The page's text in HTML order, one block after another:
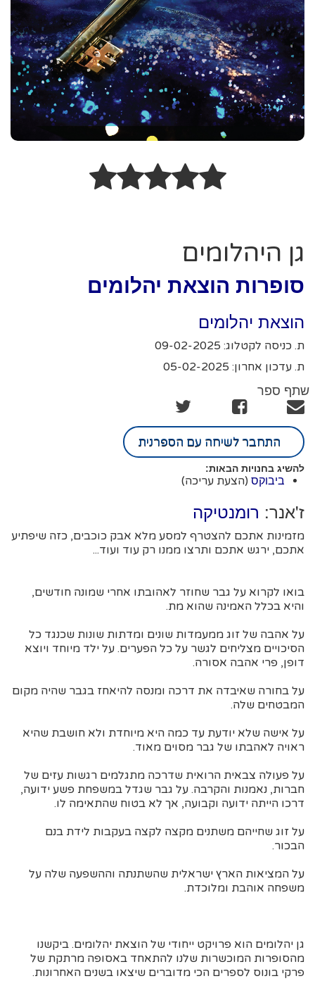
גן היהלומים
סופרות הוצאת יהלומים
הוצאת יהלומים
ת. כניסה לקטלוג: 09-02-2025
ת. עדכון אחרון: 05-02-2025
שתף ספר
התחבר לשיחה עם הספרנית
להשיג בחנויות הבאות:
ביבוקס (הצעת עריכה)
ז'אנר: רומנטיקה
מזמינות אתכם להצטרף למסע מלא אבק כוכבים, כזה שיפתיע
אתכם, ירגש אתכם ותרצו ממנו רק עוד ועוד...
בואו לקרוא על גבר שחוזר לאהובתו אחרי שמונה חודשים,
והיא בכלל האמינה שהוא מת.
על אהבה של זוג ממעמדות שונים ומדתות שונות שכנגד כל
הסיכויים מצליחים לגשר על כל הפערים. על ילד מיוחד ויוצא
דופן, פרי אהבה אסורה.
על בחורה שאיבדה את דרכה ומנסה להיאחז בגבר שהיה מקום
המבטחים שלה.
על אישה שלא יודעת עד כמה היא מיוחדת ולא חושבת שהיא
ראויה לאהבתו של גבר מסוים מאוד.
על פעולה צבאית הרואית שדרכה מתגלמים רגשות עזים של
חברות, נאמנות והקרבה. על גבר שגדל במשפחת פשע ידועה,
דרכו הייתה ידועה וקבועה, אך לא בטוח שהתאימה לו.
על זוג שחייהם משתנים מקצה לקצה בעקבות לידת בנם
הבכור.
על המציאות הארץ ישראלית שהשתנתה וההשפעה שלה על
משפחה אוהבת ומלוכדת.
גן יהלומים הוא פרויקט ייחודי של הוצאת יהלומים. ביקשנו
מהסופרות המוכשרות שלנו להתאחד באסופה מרתקת של
פרקי בונוס לספרים הכי מדוברים שיצאו בשנים האחרונות.